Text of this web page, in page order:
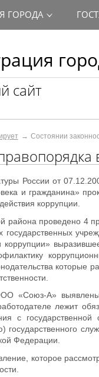
сайт
ГОРОДА
Состоянии
России от
и гражданина»
коррупции.
района проведено 4
которые
«Союз-А»
лежит
с
государственного
Федерации.
которое